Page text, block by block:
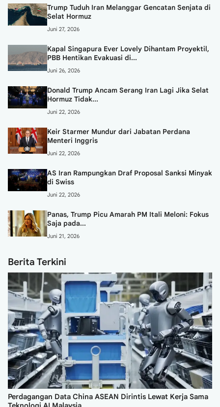
Trump Tuduh Iran Melanggar Gencatan Senjata di
Selat Hormuz
Juni 27, 2026
Kapal Singapura Ever Lovely Dihantam Proyektil,
PBB Hentikan Evakuasi di...
Juni 26, 2026
Donald Trump Ancam Serang Iran Lagi Jika Selat
Hormuz Tidak...
Juni 22, 2026
Keir Starmer Mundur dari Jabatan Perdana
Menteri Inggris
Juni 22, 2026
AS Iran Rampungkan Draf Proposal Sanksi Minyak
di Swiss
Juni 22, 2026
Panas, Trump Picu Amarah PM Itali Meloni: Fokus
Saja pada...
Juni 21, 2026
Berita Terkini
Perdagangan Data China ASEAN Dirintis Lewat Kerja Sama